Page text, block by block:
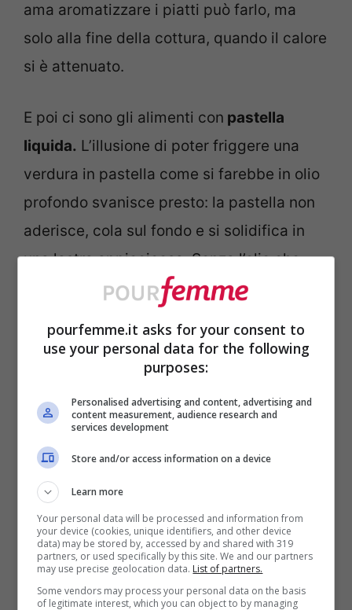
ama aromatizzare i piatti può farlo, ma
solo alla fine della cottura, quando il calore
si è attenuato.
E poi ci sono gli alimenti con pastella
liquida. L’illusione di poter friggere una
verdura in pastella come si farebbe in olio
profondo svanisce presto: la pastella non
aderisce, cola sul fondo e si solidifica in
una lastra appiccicosa. Senza l’olio che
sospende e sigilla, la magia della frittura
Gli errori più comuni e cosa
succede davvero
Molti tentano esperimenti ambiziosi con la
friggitrice ad aria, come cuocere pop corn
o bistecche spesse. Sulla carta sembrano
ottime idee, nella pratica molto meno. Il
mais, per esempio, ha bisogno di calore
uniforme per scoppiare: la friggitrice non
pourfemme.it asks for your consent to
use your personal data for the following
purposes:
Personalised advertising and content, advertising and
content measurement, audience research and
services development
Store and/or access information on a device
Learn more
Your personal data will be processed and information from
your device (cookies, unique identifiers, and other device
data) may be stored by, accessed by and shared with 319
partners, or used specifically by this site. We and our partners
may use precise geolocation data. List of partners.
Some vendors may process your personal data on the basis
of legitimate interest, which you can object to by managing